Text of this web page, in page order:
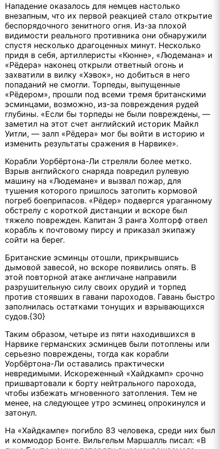
Нападение оказалось для немцев настолько
внезапным, что их первой реакцией стало открытие
беспорядочного зенитного огня. Из-за плохой
видимости реального противника они обнаружили
спустя несколько драгоценных минут. Несколько
придя в себя, артиллеристы «Кюнне», «Людемана» и
«Рёдера» наконец открыли ответный огонь и
захватили в вилку «Хэвок», но добиться в него
попаданий не смогли. Торпеды, выпущенные
«Рёдером», прошли под всеми тремя британскими
эсминцами, возможно, из-за повреждения рудей
глубины. «Если бы торпеды не были повреждены, —
заметил на этот счет английский историк Майкл
Уитли, — залп «Рёдера» мог бы войти в историю и
изменить результаты сражения в Нарвике».
Корабли Уорбёртона-Ли стреляли более метко.
Взрыв английского снаряда повредил рулевую
машину на «Людемане» и вызвал пожар, для
тушения которого пришлось затопить кормовой
погреб боеприпасов. «Рёдер» подвергся ураганному
обстрелу с короткой дистанции и вскоре был
тяжело поврежден. Капитан 3 ранга Холторф отвел
корабль к почтовому пирсу и приказал экипажу
сойти на берег.
Британские эсминцы отошли, прикрывшись
дымовой завесой, но вскоре появились опять. В
этой повторной атаке англичане направили
разрушительную силу своих орудий и торпед
против стоявших в гавани пароходов. Гавань быстро
заполнилась остатками тонущих и взрывающихся
судов.{30}
Таким образом, четыре из пяти находившихся в
Нарвике германских эсминцев были потоплены или
серьезно повреждены, тогда как корабли
Уорбёртона-Ли оставались практически
невредимыми. Искореженный «Хайдкамп» срочно
пришвартовали к борту нейтрального парохода,
чтобы избежать мгновенного затопления. Тем не
менее, на следующее утро эсминец опрокинулся и
затонул.
На «Хайдкампе» погибло 83 человека, среди них был
и коммодор Бонте. Вильгельм Маршалль писал: «В